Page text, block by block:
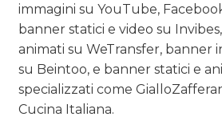
immagini su YouTube,
banner statici e video su
animati su WeTransfer, banner
su Beintoo, e banner statici e
specializzati come
Cucina Italiana.